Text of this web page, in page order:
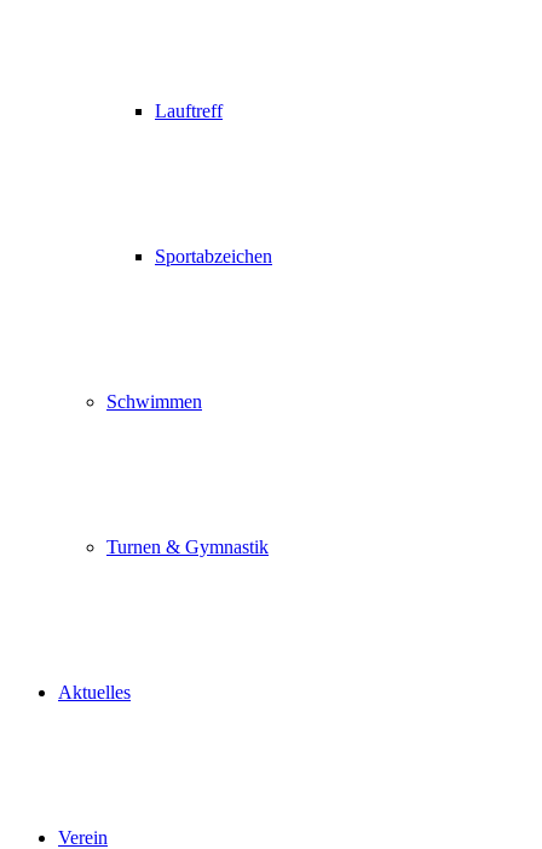
Lauftreff
Sportabzeichen
Schwimmen
Turnen & Gymnastik
Aktuelles
Verein